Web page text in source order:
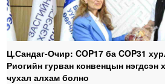
Ц.Сандаг-Очир: COP17 ба COP31
Риогийн гурван конвенцын нэгдсэн
чухал алхам болно